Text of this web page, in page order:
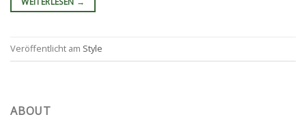
Veröffentlicht am Style
ABOUT